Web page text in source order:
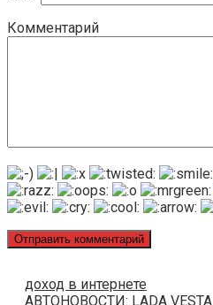
Комментарий
доход в интернете
АВТОНОВОСТИ: LADA VESTA